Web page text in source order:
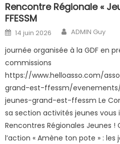
Rencontre Régionale «
FFESSM
Posted on
14 juin 2026 Author
ADMIN Guy
journée organisée à la GDF en
commissions
https://www.helloasso.com/
grand-est-ffessm/
jeunes-grand-est-ffessm Le
sa section activités jeunes
Rencontres Régionales Jeunes
l’action « Amène ton pote » :